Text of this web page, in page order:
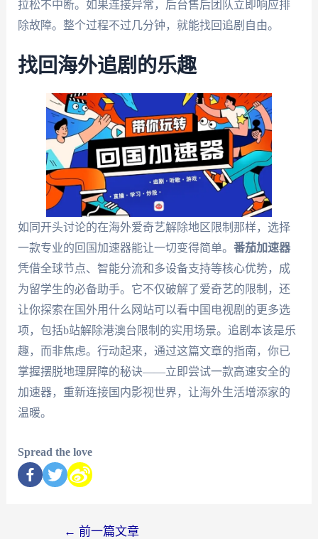
拉松不中断。如果连接异常，后台售后团队立即响应排
除故障。整个过程不过几分钟，就能找回追剧自由。
找回海外追剧的乐趣
如同开头讨论的在海外爱奇艺解除地区限制那样，选择
一款专业的回国加速器能让一切变得简单。 番茄加速器
凭借全球节点、智能分流和多设备支持等核心优势，成
为留学生的必备助手。它不仅破解了爱奇艺的限制，还
让你探索在国外用什么网站可以看中国电视剧的更多选
项，包括b站解除港澳台限制的实用场景。追剧本该是乐
趣，而非焦虑。行动起来，通过这篇文章的指南，你已
掌握摆脱地理屏障的秘诀——立即尝试一款高速安全的
加速器，重新连接国内影视世界，让海外生活增添家的
温暖。
Spread the love
← 前一篇文章